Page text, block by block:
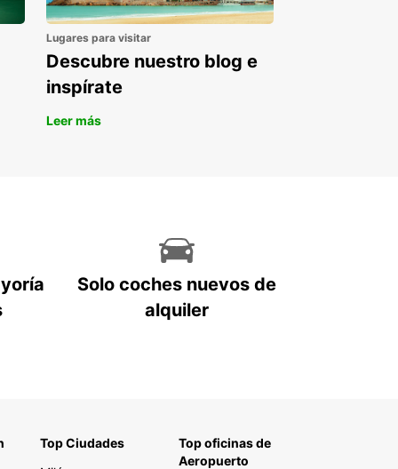
Lugares para visitar
Descubre nuestro blog e
inspírate
Leer más
Solo coches nuevos de
alquiler
Top Ciudades
Top oficinas de
Aeropuerto